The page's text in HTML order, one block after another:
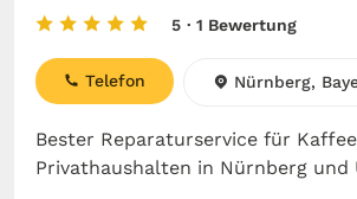
5 · 1 Bewertung
Bester Reparaturservice für
Privathaushalten in Nürnberg und
Telefon Nürnberg,